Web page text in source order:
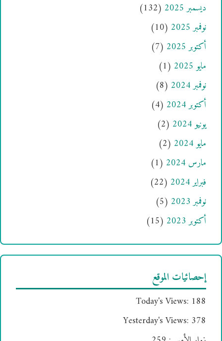
ديسمبر 2025
(132)
نوفمبر 2025
(10)
أكتوبر 2025
(7)
مايو 2025
(1)
نوفمبر 2024
(8)
أكتوبر 2024
(4)
يونيو 2024
(2)
مايو 2024
(2)
مارس 2024
(1)
فبراير 2024
(22)
نوفمبر 2023
(5)
أكتوبر 2023
(15)
إحصائيات الموقع
Today's Views: 188
Yesterday's Views: 378